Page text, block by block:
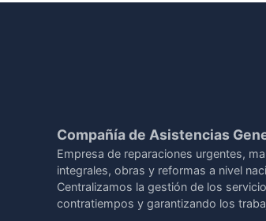
Compañía de Asistencias
Empresa de reparaciones urgentes,
integrales, obras y reformas a nivel
Centralizamos la gestión de los
contratiempos y garantizando los